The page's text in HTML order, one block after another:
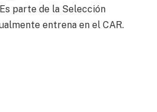
parte de la Selección
entrena en el CAR.